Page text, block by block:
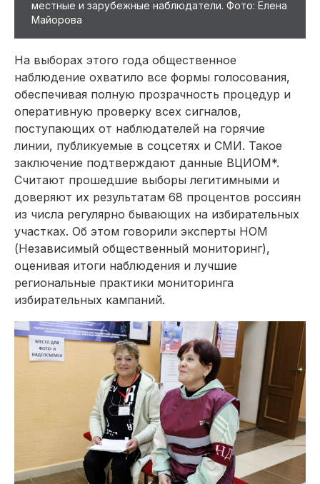
местные и зарубежные наблюдатели. Фото: Елена
Майорова
На выборах этого года общественное
наблюдение охватило все формы голосования,
обеспечивая полную прозрачность процедур и
оперативную проверку всех сигналов,
поступающих от наблюдателей на горячие
линии, публикуемые в соцсетях и СМИ. Такое
заключение подтверждают данные ВЦИОМ*.
Считают прошедшие выборы легитимными и
доверяют их результатам 68 процентов россиян
из числа регулярно бывающих на избирательных
участках. Об этом говорили эксперты НОМ
(Независимый общественный мониторинг),
оценивая итоги наблюдения и лучшие
региональные практики мониторинга
избирательных кампаний.